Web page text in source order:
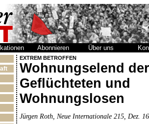
Abonnieren Über uns
EXTREM BETROFFEN
Wohnungselend der
Geflüchteten und
Wohnungslosen
Jürgen Roth, Neue Internationale 215, Dez.